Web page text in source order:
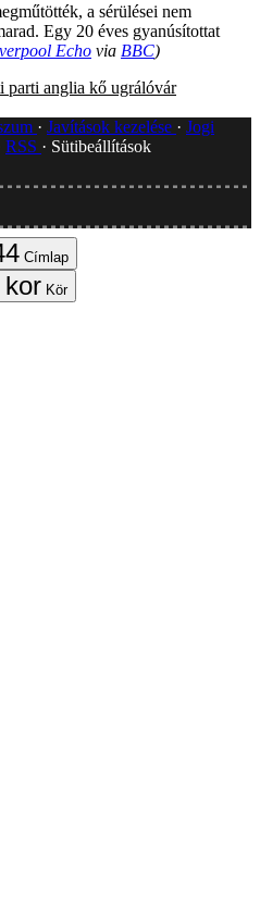
a sérülései nem
Egy 20 éves gyanúsítottat
Echo via BBC)
parti anglia kő ugrálóvár
Javítások kezelése
Jogi
RSS
Sütibeállítások
Címlap
Kör